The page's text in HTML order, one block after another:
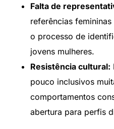
Falta de
referências
o processo de
jovens mulheres.
Resistência cultural:
pouco inclusivos
comportamentos
abertura para perfis